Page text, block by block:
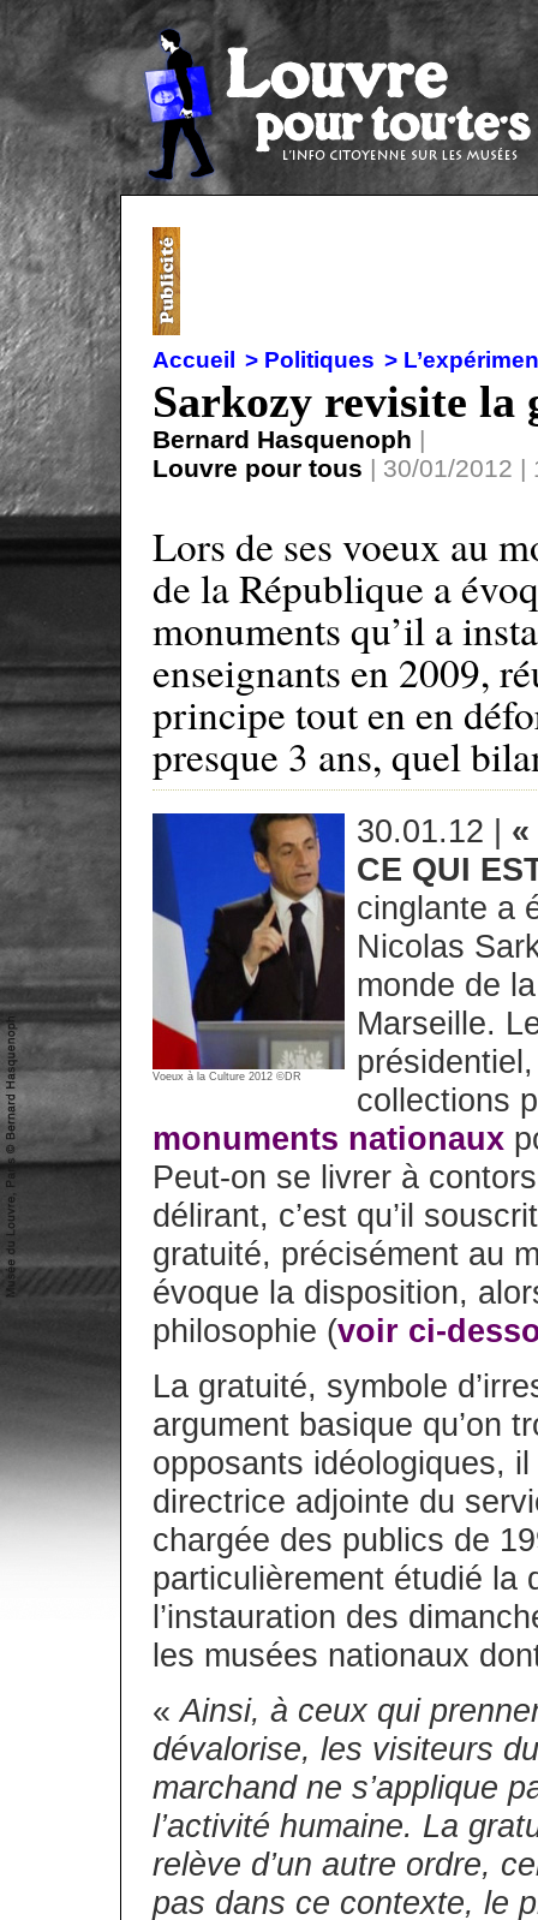
Accueil > Politiques >
Sarkozy revisite la
Bernard Hasquenoph |
Louvre pour tous | 30/01/2012 |
Lors de ses voeux au
de la République a
monuments qu’il a
enseignants en 2009,
principe tout en en
presque 3 ans, quel
Voeux à la Culture 2012 ©DR
30.01.12 | «
CE QUI
cinglante a
Nicolas
monde de
Marseille.
collections
monuments nationaux
Peut-on se livrer à
délirant, c’est qu’il
gratuité, précisément au
évoque la disposition,
philosophie (voir ci-
La gratuité, symbole
argument basique qu’on
opposants idéologiques,
directrice adjointe du
chargée des publics de
particulièrement étudié la
l’instauration des
les musées nationaux
«Ainsi, à ceux qui
dévalorise, les visiteurs
marchand ne s’applique
l’activité humaine. La
relève d’un autre ordre,
pas dans ce contexte, le